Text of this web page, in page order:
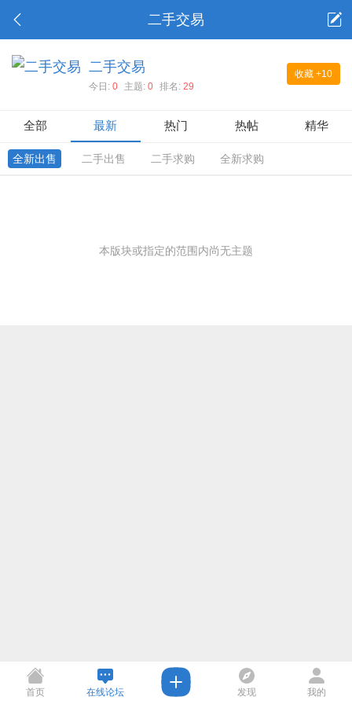
二手交易
收藏 +10
二手交易
今日: 0 主题: 0 排名: 29
全部 最新 热门 热帖 精华
全新出售 二手出售 二手求购 全新求购
本版块或指定的范围内尚无主题
首页 在线论坛 发现 我的